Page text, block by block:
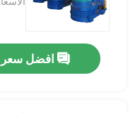
فيديوهات
حولنا
افضل سعر